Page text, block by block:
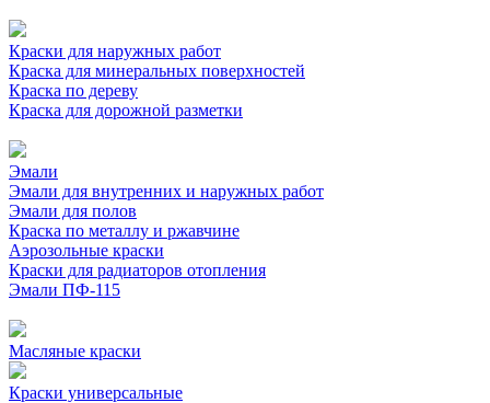
Краски для наружных работ
Краска для минеральных поверхностей
Краска по дереву
Краска для дорожной разметки
Эмали
Эмали для внутренних и наружных работ
Эмали для полов
Краска по металлу и ржавчине
Аэрозольные краски
Краски для радиаторов отопления
Эмали ПФ-115
Масляные краски
Краски универсальные